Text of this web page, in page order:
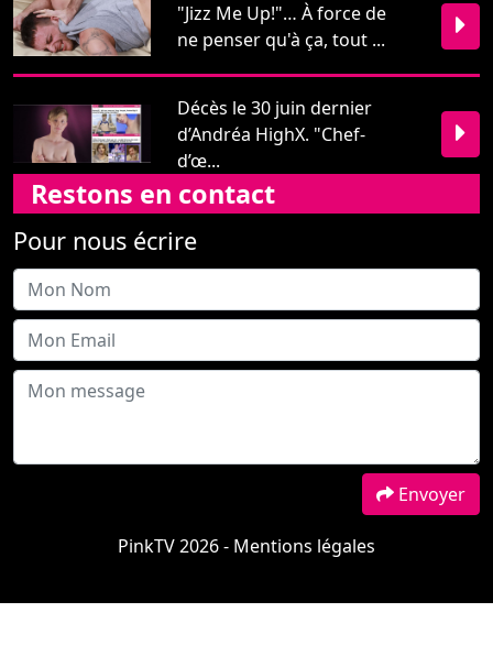
"Jizz Me Up!"… À force de
ne penser qu'à ça, tout ...
Décès le 30 juin dernier
d’Andréa HighX. "Chef-
d’œ...
Restons en contact
Pour nous écrire
Envoyer
PinkTV 2026 - Mentions légales